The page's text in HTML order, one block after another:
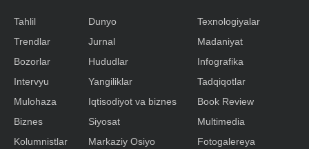
Tahlil
Trendlar
Bozorlar
Intervyu
Mulohaza
Biznes
Kolumnistlar
Dunyo
Jurnal
Hududlar
Yangiliklar
Iqtisodiyot va biznes
Siyosat
Markaziy Osiyo
Texnologiyalar
Madaniyat
Infografika
Tadqiqotlar
Book Review
Multimedia
Fotogalereya